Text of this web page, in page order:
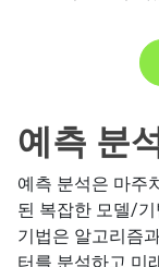
예측 분
예측 분석은 마주
된 복잡한 모델/
기법은 알고리즘
터를 분석하고 미